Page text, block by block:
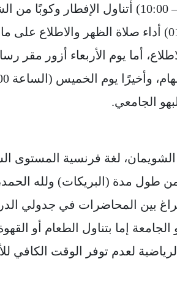
يوم الثلاثاء (من الساعة 9:00 – 10:00)
وما بين الساعة (12:00 – 01:00) أداء صلاة
أما يوم الأربعاء أزور مقر
الجامعي.
لغة فرنسية المستوى
بين المحاضرات في جدولي
الجامعة إما بتناول الطعام أو
لعدم توفر الوقت الكافي